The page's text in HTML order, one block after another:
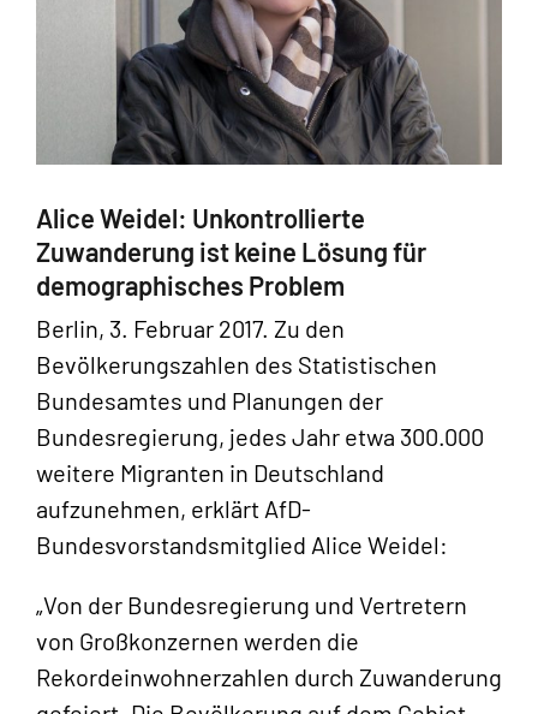
Alice Weidel: Unkontrollierte
Zuwanderung ist keine Lösung für
demographisches Problem
Berlin, 3. Februar 2017. Zu den
Bevölkerungszahlen des Statistischen
Bundesamtes und Planungen der
Bundesregierung, jedes Jahr etwa 300.000
weitere Migranten in Deutschland
aufzunehmen, erklärt AfD-
Bundesvorstandsmitglied Alice Weidel:
„Von der Bundesregierung und Vertretern
von Großkonzernen werden die
Rekordeinwohnerzahlen durch Zuwanderung